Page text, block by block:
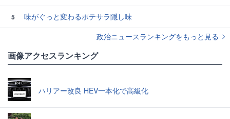
5
味がぐっと変わるポテサラ隠し味
政治ニュースランキングをもっと見る
画像アクセスランキング
ハリアー改良 HEV一本化で高級化